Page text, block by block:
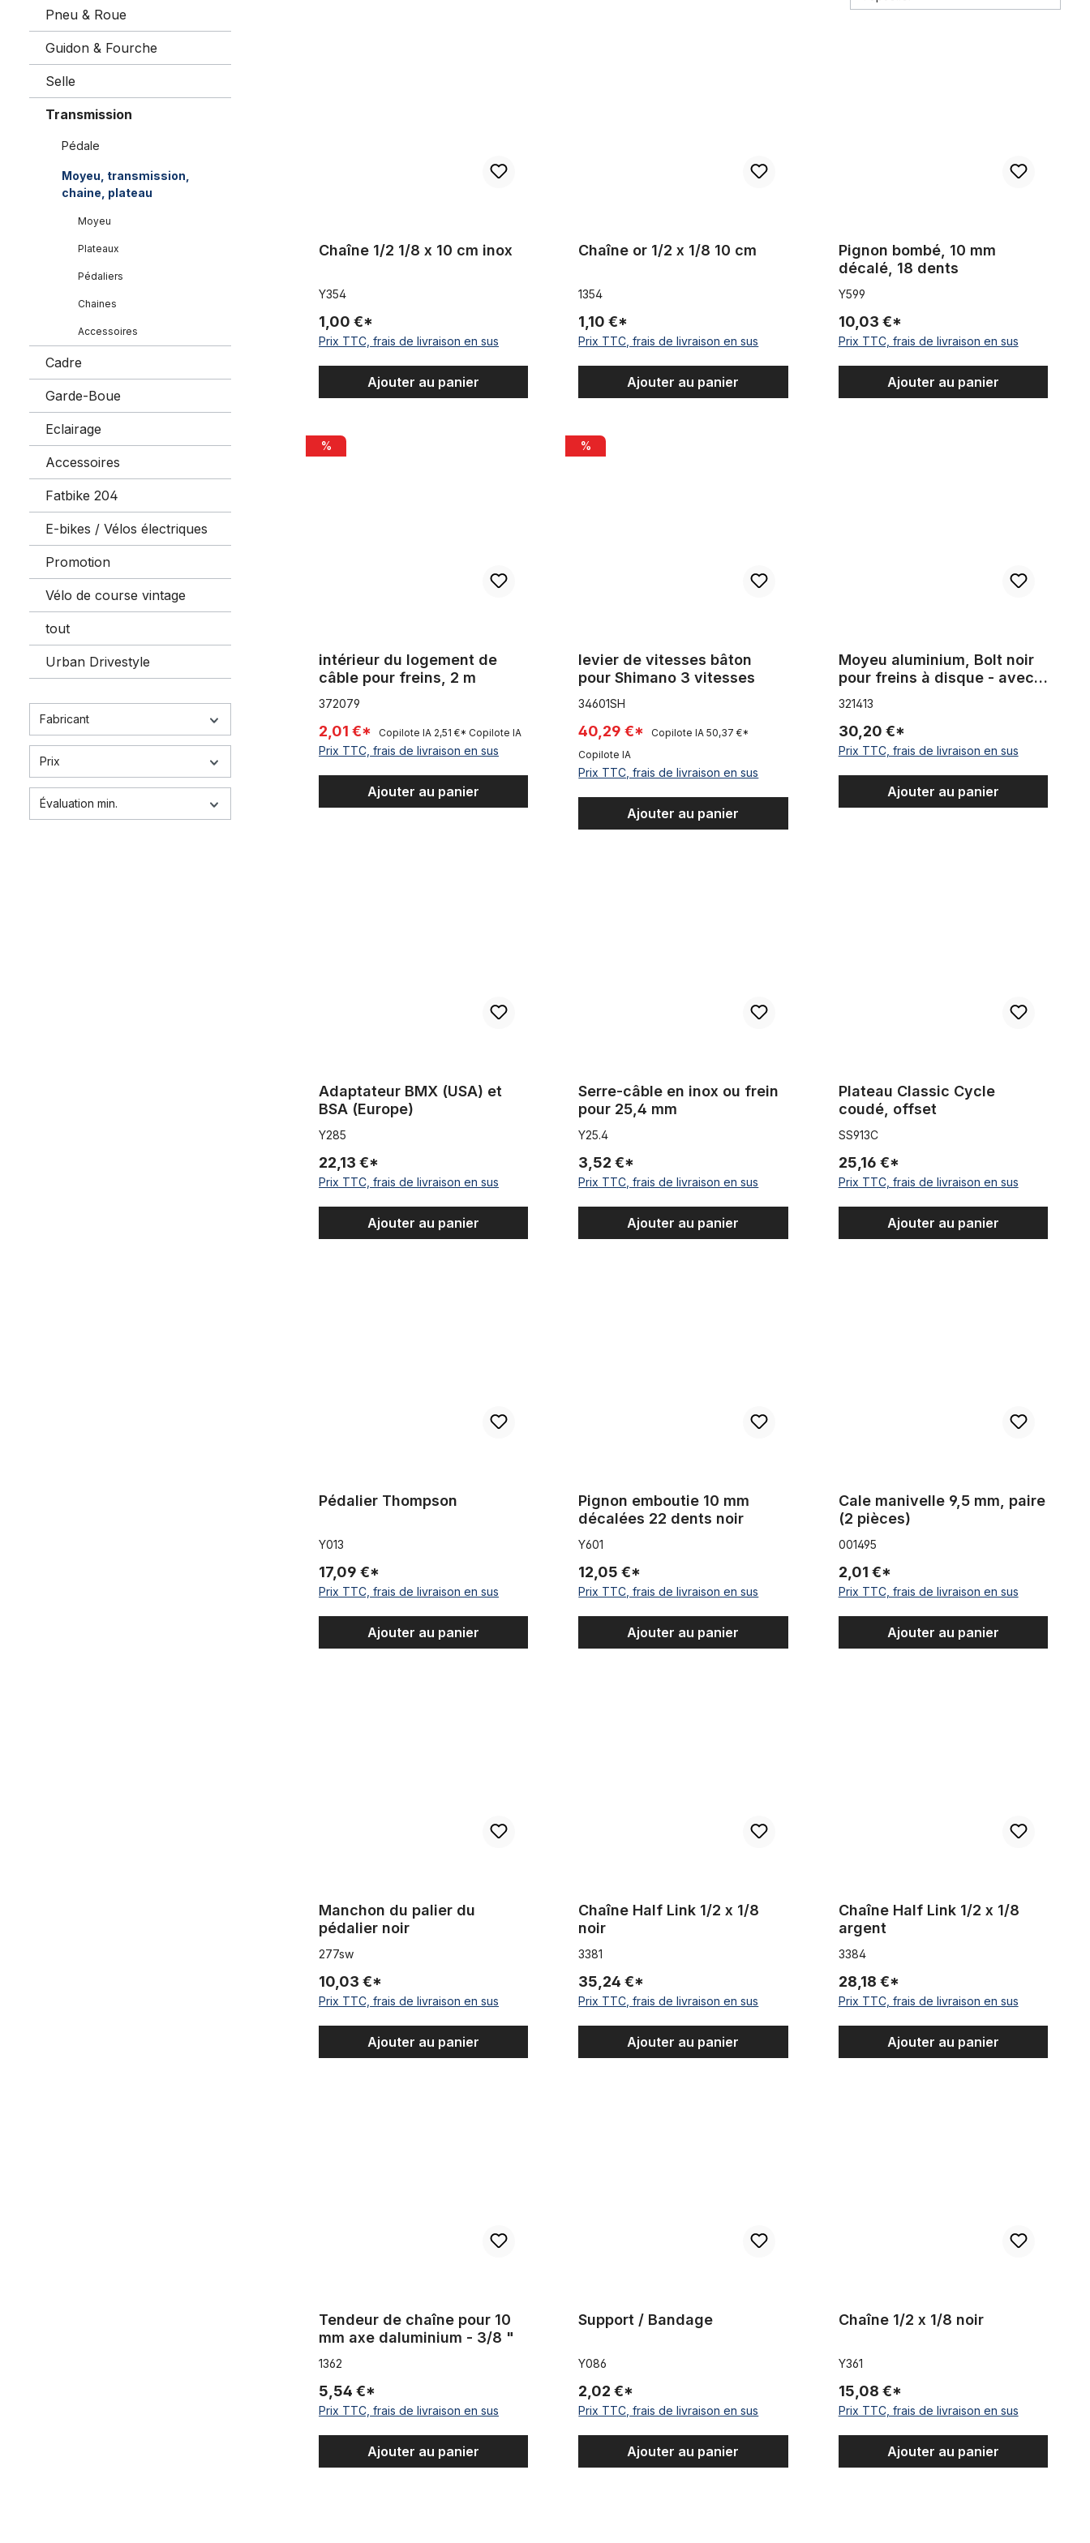
Pneu & Roue
Guidon & Fourche
Selle
Transmission
Pédale
Moyeu, transmission,
chaine, plateau
Moyeu
Plateaux
Pédaliers
Chaines
Accessoires
Cadre
Garde-Boue
Eclairage
Accessoires
Fatbike 204
E-bikes / Vélos électriques
Promotion
Vélo de course vintage
tout
Urban Drivestyle
Fabricant
Prix
Évaluation min.
Chaîne 1/2 1/8 x 10 cm inox
Y354
1,00 €*
Prix TTC, frais de livraison en sus
Ajouter au panier
Chaîne or 1/2 x 1/8 10 cm
1354
1,10 €*
Prix TTC, frais de livraison en sus
Ajouter au panier
Pignon bombé, 10 mm
décalé, 18 dents
Y599
10,03 €*
Prix TTC, frais de livraison en sus
Ajouter au panier
intérieur du logement de câble pour freins, 2 m
%
intérieur du logement de
câble pour freins, 2 m
372079
2,01 €* Copilote IA 2,51 €* Copilote IA
Prix TTC, frais de livraison en sus
Ajouter au panier
levier de vitesses bâton pour Shimano 3 vitesses
%
levier de vitesses bâton
pour Shimano 3 vitesses
34601SH
40,29 €* Copilote IA50,37 €*
Copilote IA
Prix TTC, frais de livraison en sus
Ajouter au panier
Moyeu aluminium, Bolt noir
pour freins à disque - avec
boulon
321413
30,20 €*
Prix TTC, frais de livraison en sus
Ajouter au panier
Adaptateur BMX (USA) et
BSA (Europe)
Y285
22,13 €*
Prix TTC, frais de livraison en sus
Ajouter au panier
Serre-câble en inox ou frein
pour 25,4 mm
Y25.4
3,52 €*
Prix TTC, frais de livraison en sus
Ajouter au panier
Plateau Classic Cycle
coudé, offset
SS913C
25,16 €*
Prix TTC, frais de livraison en sus
Ajouter au panier
Pédalier Thompson
Y013
17,09 €*
Prix TTC, frais de livraison en sus
Ajouter au panier
Pignon emboutie 10 mm
décalées 22 dents noir
Y601
12,05 €*
Prix TTC, frais de livraison en sus
Ajouter au panier
Cale manivelle 9,5 mm, paire
(2 pièces)
001495
2,01 €*
Prix TTC, frais de livraison en sus
Ajouter au panier
Manchon du palier du
pédalier noir
277sw
10,03 €*
Prix TTC, frais de livraison en sus
Ajouter au panier
Chaîne Half Link 1/2 x 1/8
noir
3381
35,24 €*
Prix TTC, frais de livraison en sus
Ajouter au panier
Chaîne Half Link 1/2 x 1/8
argent
3384
28,18 €*
Prix TTC, frais de livraison en sus
Ajouter au panier
Tendeur de chaîne pour 10
mm axe daluminium - 3/8 "
1362
5,54 €*
Prix TTC, frais de livraison en sus
Ajouter au panier
Support / Bandage
Y086
2,02 €*
Prix TTC, frais de livraison en sus
Ajouter au panier
Chaîne 1/2 x 1/8 noir
Y361
15,08 €*
Prix TTC, frais de livraison en sus
Ajouter au panier